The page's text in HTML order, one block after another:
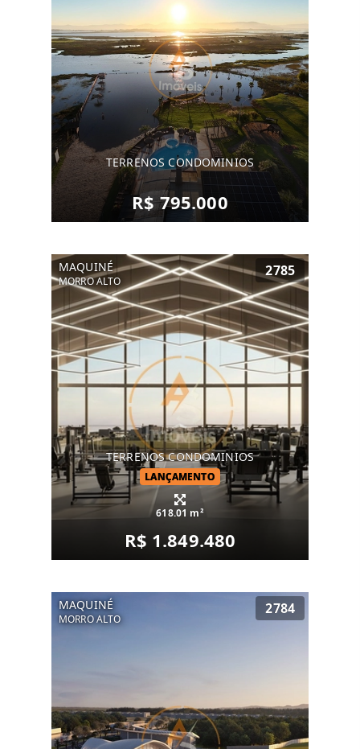
TERRENOS CONDOMINIOS
R$ 795.000
MAQUINÉ
MORRO ALTO
2785
TERRENOS CONDOMINIOS
LANÇAMENTO
618.01 m²
R$ 1.849.480
MAQUINÉ
MORRO ALTO
2784